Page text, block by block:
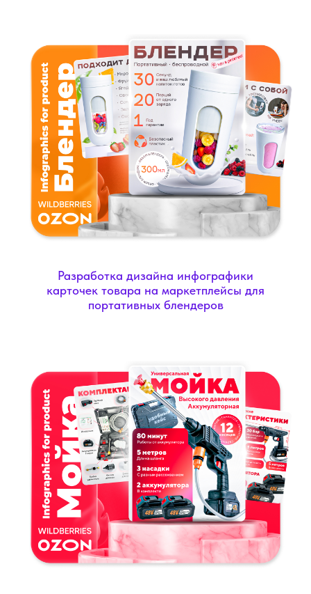
Разработка дизайна инфографики
карточек товара на маркетплейсы для
портативных блендеров